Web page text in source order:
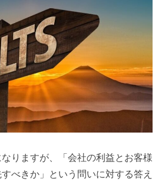
りますが、「会社の利益とお客様
べきか」という問いに対する答え